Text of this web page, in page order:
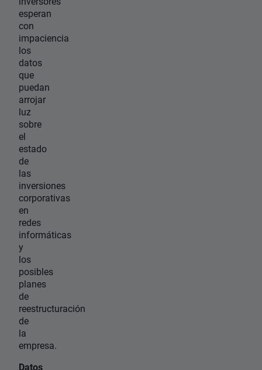
esperan
con
impaciencia
los
datos
que
puedan
arrojar
luz
sobre
el
estado
de
las
inversiones
corporativas
en
redes
informáticas
y
los
posibles
planes
de
reestructuración
de
la
empresa.
Datos